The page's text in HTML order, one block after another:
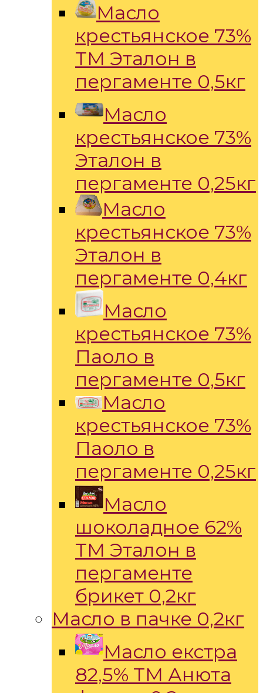
Масло
крестьянское 73%
ТМ Эталон в
пергаменте 0,5кг
Масло
крестьянское 73%
Эталон в
пергаменте 0,25кг
Масло
крестьянское 73%
Эталон в
пергаменте 0,4кг
Масло
крестьянское 73%
Паоло в
пергаменте 0,5кг
Масло
крестьянское 73%
Паоло в
пергаменте 0,25кг
Масло
шоколадное 62%
ТМ Эталон в
пергаменте
брикет 0,2кг
Масло в пачке 0,2кг
Масло екстра
82,5% ТМ Анюта